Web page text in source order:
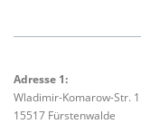
Adresse 1:
Wladimir-Komarow-Str. 1
15517 Fürstenwalde